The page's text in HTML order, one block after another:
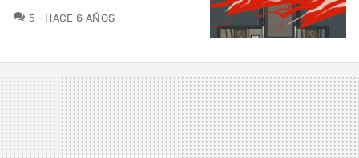
5 COMENTARIOS
HACE 6 AÑOS